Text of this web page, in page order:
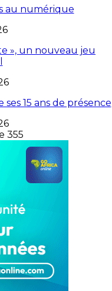
au numérique
», un nouveau jeu
ses 15 ans de présence
355